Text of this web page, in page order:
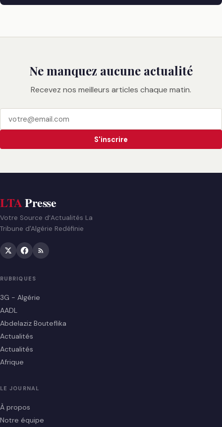
Ne manquez aucune actualité
Recevez nos meilleurs articles chaque matin.
S'inscrire
LTAPresse
Votre Source d’Actualités La
Tribune d'Algérie Redéfinie
RUBRIQUES
3G - Algérie
AADL
Abdelaziz Bouteflika
Actualités
Actualités
Afrique
LE JOURNAL
À propos
Notre équipe